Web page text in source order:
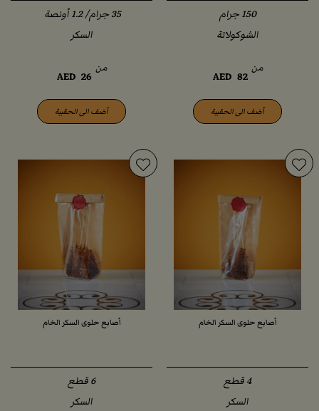
‏150 جرام
الشوكولاتة
من
AED 82
أضف الى الحقيبة
السكر
من
AED 26
أضف الى الحقيبة
أصابع حلوى السكر الخام
السكر
أصابع حلوى السكر الخام
السكر